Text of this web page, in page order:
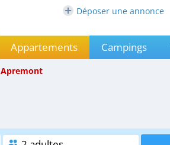
Déposer une annonce
Appartements Campings
Apremont